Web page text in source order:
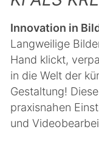
Innovation in
Langweilige
Hand klickt,
in die Welt der
Gestaltung!
praxisnahen
und